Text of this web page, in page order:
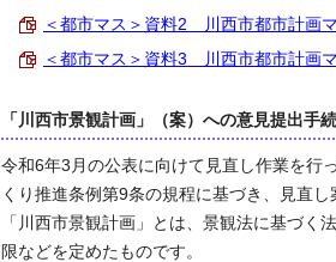
＜都市マス＞資料2 川西市都市計画
＜都市マス＞資料3 川西市都市計画
「川西市景観計画」（案）への意見提出手
令和6年3月の公表に向けて見直し作業を行
くり推進条例第9条の規程に基づき、見直し
「川西市景観計画」とは、景観法に基づく
限などを定めたものです。